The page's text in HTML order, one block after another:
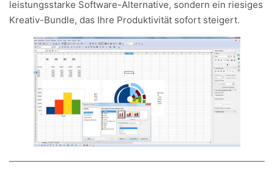
leistungsstarke Software-Alternative, sondern ein riesiges
Kreativ-Bundle, das Ihre Produktivität sofort steigert.